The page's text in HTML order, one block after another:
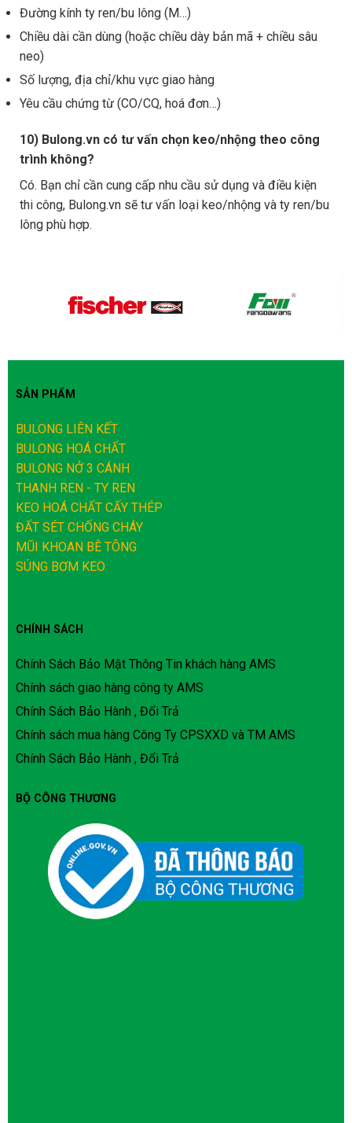
Đường kính ty ren/bu lông (M…)
Chiều dài cần dùng (hoặc chiều dày bản mã + chiều sâu
neo)
Số lượng, địa chỉ/khu vực giao hàng
Yêu cầu chứng từ (CO/CQ, hoá đơn…)
10) Bulong.vn có tư vấn chọn keo/nhộng theo công
trình không?
Có. Bạn chỉ cần cung cấp nhu cầu sử dụng và điều kiện
thi công, Bulong.vn sẽ tư vấn loại keo/nhộng và ty ren/bu
lông phù hợp.
SẢN PHẨM
BULONG LIÊN KẾT
BULONG HOÁ CHẤT
BULONG NỞ 3 CÁNH
THANH REN - TY REN
KEO HOÁ CHẤT CẤY THÉP
ĐẤT SÉT CHỐNG CHÁY
MŨI KHOAN BÊ TÔNG
SÚNG BƠM KEO
CHÍNH SÁCH
Chính Sách Bảo Mật Thông Tin khách hàng AMS
Chính sách giao hàng công ty AMS
Chính Sách Bảo Hành , Đổi Trả
Chính sách mua hàng Công Ty CPSXXD và TM AMS
Chính Sách Bảo Hành , Đổi Trả
BỘ CÔNG THƯƠNG